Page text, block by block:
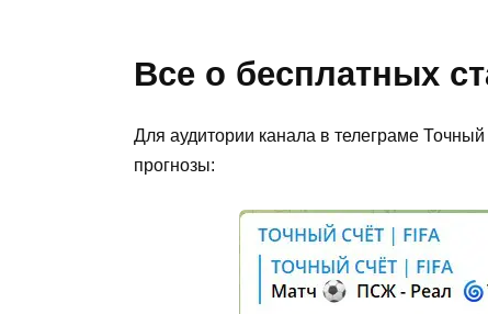
Все о бесплатных
Для аудитории канала в телеграме
прогнозы: